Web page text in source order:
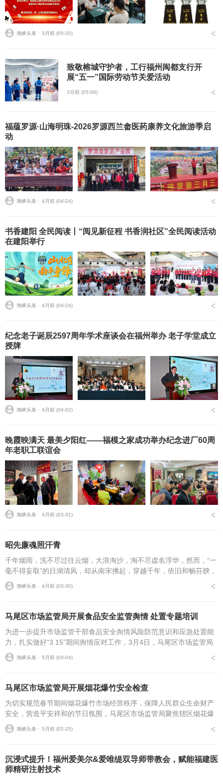
海峡头条 ⋅ 3月前 (05-20)
致敬榕城守护者，工行福州闽都支行开
展“五一”国际劳动节关爱活动
3月前 (05-06)
福蕴罗源·山海明珠-2026罗源西兰畲医药康养文化旅游季启
动
海峡头条 ⋅ 4月前 (04-24)
书香建阳 全民阅读丨“阅见新征程 书香润社区”全民阅读活动
在建阳举行
海峡头条 ⋅ 4月前 (04-24)
纪念老子诞辰2597周年学术座谈会在福州举办 老子学堂成立
授牌
海峡头条 ⋅ 4月前 (04-02)
晚霞映满天 最美夕阳红——福模之家成功举办纪念进厂60周
年老职工联谊会
海峡头条 ⋅ 4月前 (03-31)
昭先廉魂照汗青
千年烟雨，洗不尽过往云烟，大浪淘沙，淘不尽虚名浮华，然而，“一
毫不得妄取”的日湖清风，却从南宋拂起，穿越千年，依旧和畅芬腴，
抚平了古今多少妄取之心。闽山苍苍，敖水泱泱。唐末，郑氏祖辈随
王审知入闽，发现...
海峡头条 ⋅ 4月前 (03-30)
马尾区市场监管局开展食品安全监管舆情 处置专题培训
为进一步提升市场监管干部食品安全舆情风险防范意识和应急处置能
力，扎实做好“3.15”期间舆情应对工作，3月4日，马尾区市场监管局
组织开展2026年食品安全监管舆情案例与舆情处置培训，局领导班子
及各科所...
海峡头条 ⋅ 5月前 (03-04)
马尾区市场监管局开展烟花爆竹安全检查
为切实规范春节期间烟花爆竹市场经营秩序，保障人民群众生命财产
安全，营造平安祥和的节日氛围，马尾区市场监管局聚焦辖区烟花爆
竹零售环节，开展专项执法检查，从严从细排查安全隐患，守住节日
安全底线。春节期间，...
海峡头条 ⋅ 5月前 (02-25)
沉浸式提升！福州爱美尔&爱唯缇双导师带教会，赋能福建医
师精研注射技术